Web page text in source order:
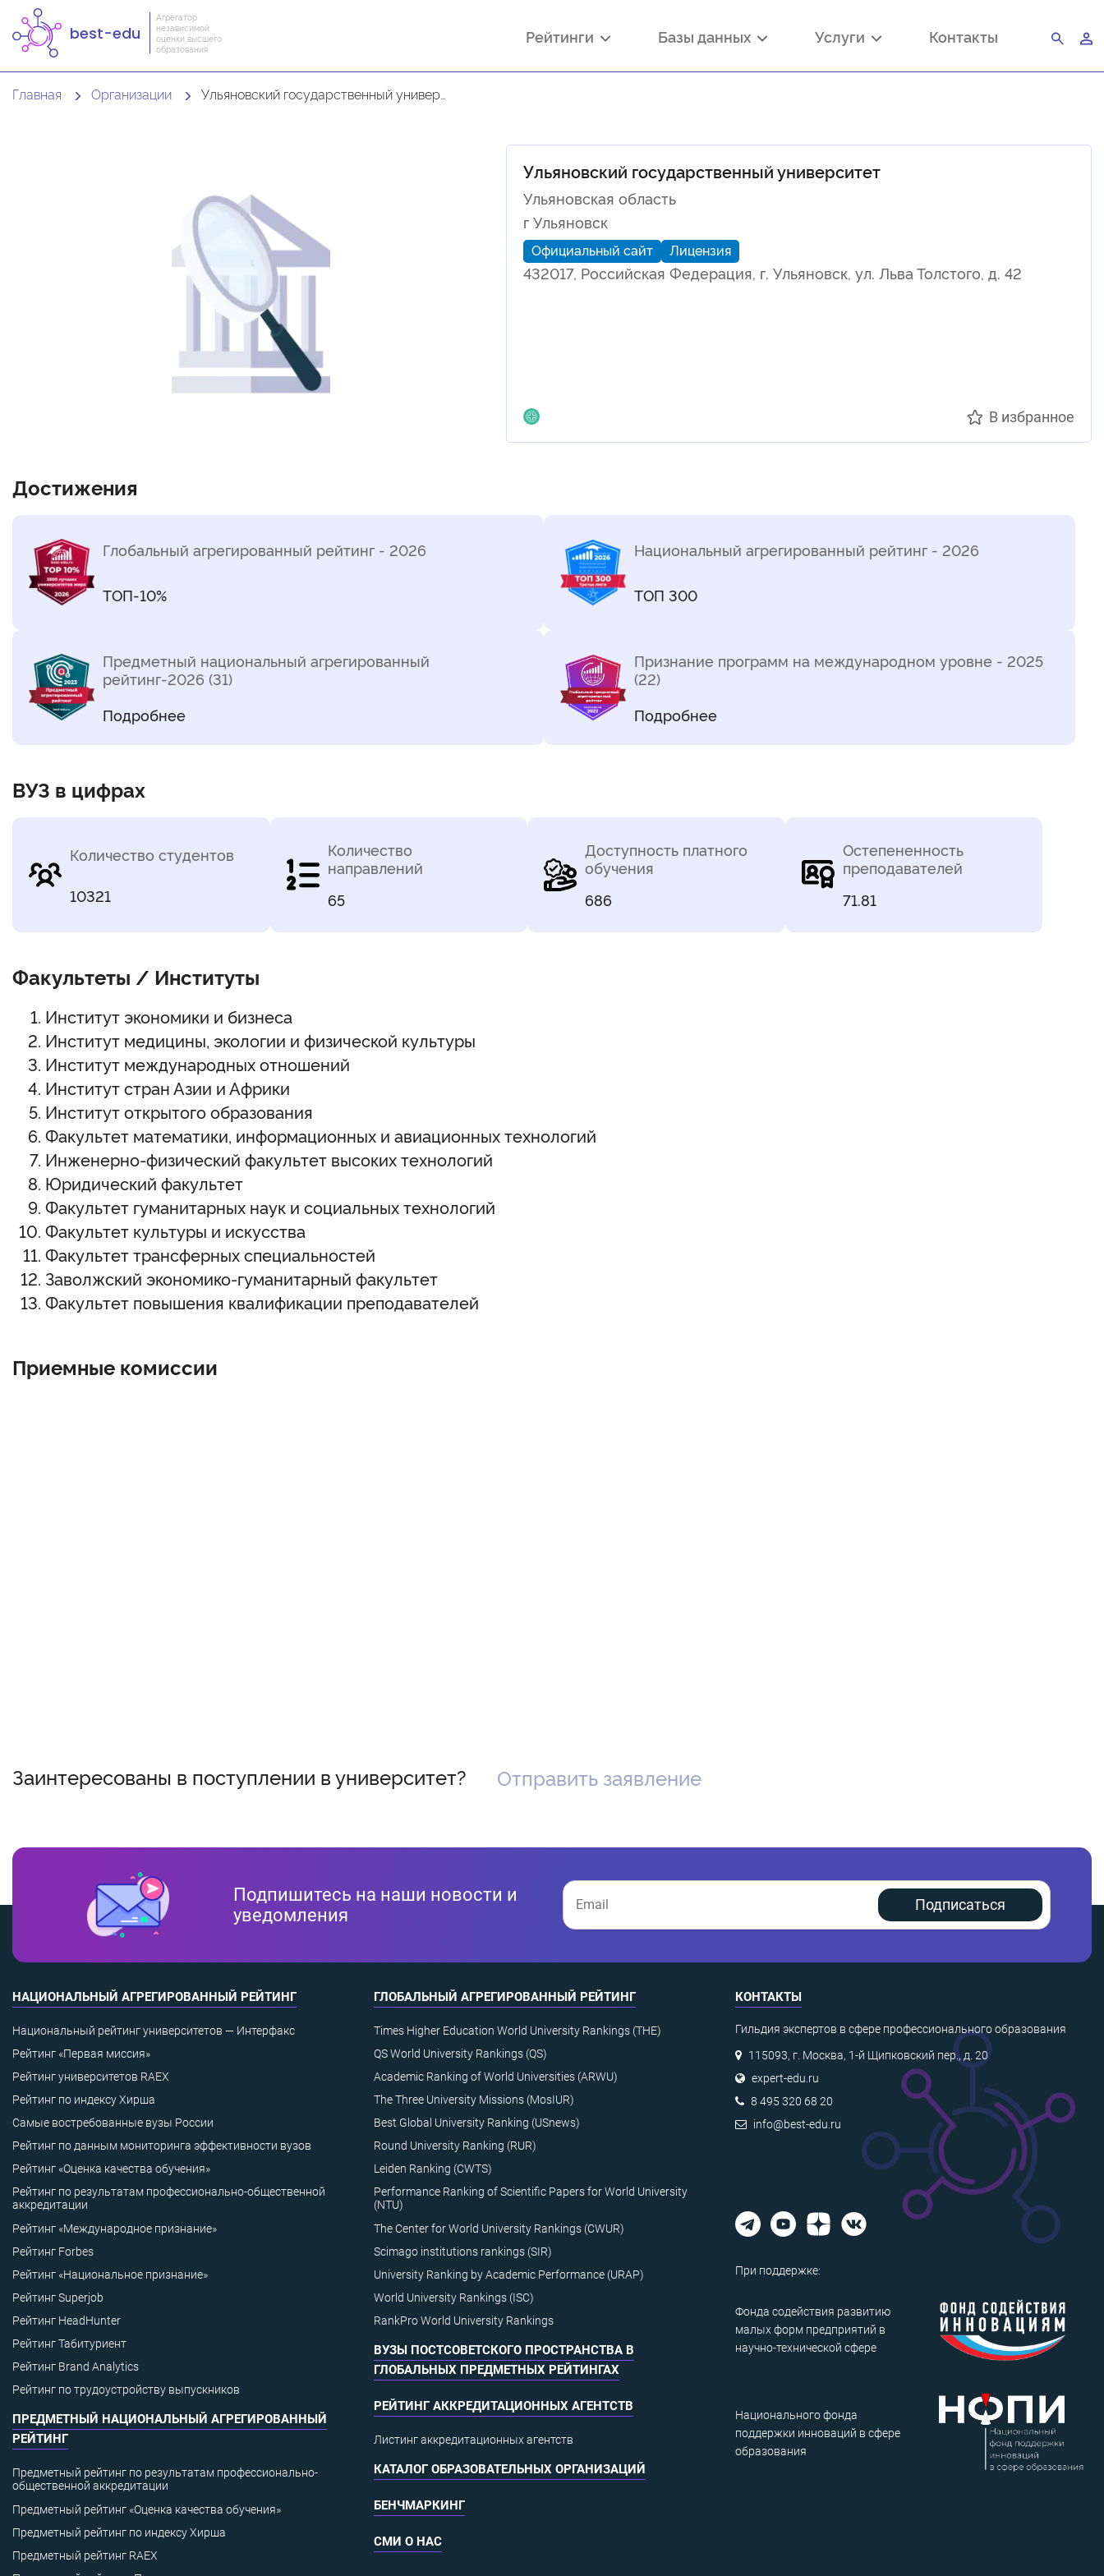
best-edu
Агрегатор
независимой
оценки высшего
образования
Рейтинги Базы данных Услуги Контакты
Главная Организации Ульяновский государственный университет
Ульяновский государственный университет
Ульяновская область
г Ульяновск
Официальный сайт Лицензия
432017, Российская Федерация, г. Ульяновск, ул. Льва Толстого, д. 42
В избранное
Достижения
Глобальный агрегированный рейтинг - 2026
ТОП-10%
Национальный агрегированный рейтинг - 2026
ТОП 300
Предметный национальный агрегированный
рейтинг-2026 (31)
Подробнее
Признание программ на международном уровне - 2025
(22)
Подробнее
ВУЗ в цифрах
Количество студентов
10321
Количество
направлений
65
Доступность платного
обучения
686
Остепененность
преподавателей
71.81
Факультеты / Институты
Институт экономики и бизнеса
Институт медицины, экологии и физической культуры
Институт международных отношений
Институт стран Азии и Африки
Институт открытого образования
Факультет математики, информационных и авиационных технологий
Инженерно-физический факультет высоких технологий
Юридический факультет
Факультет гуманитарных наук и социальных технологий
Факультет культуры и искусства
Факультет трансферных специальностей
Заволжский экономико-гуманитарный факультет
Факультет повышения квалификации преподавателей
Приемные комиссии
Заинтересованы в поступлении в университет? Отправить заявление
Подпишитесь на наши новости и
уведомления
Подписаться
НАЦИОНАЛЬНЫЙ АГРЕГИРОВАННЫЙ РЕЙТИНГ
Национальный рейтинг университетов — Интерфакс
Рейтинг «Первая миссия»
Рейтинг университетов RAEX
Рейтинг по индексу Хирша
Самые востребованные вузы России
Рейтинг по данным мониторинга эффективности вузов
Рейтинг «Оценка качества обучения»
Рейтинг по результатам профессионально-общественной
аккредитации
Рейтинг «Международное признание»
Рейтинг Forbes
Рейтинг «Национальное признание»
Рейтинг Superjob
Рейтинг HeadHunter
Рейтинг Табитуриент
Рейтинг Brand Analytics
Рейтинг по трудоустройству выпускников
ПРЕДМЕТНЫЙ НАЦИОНАЛЬНЫЙ АГРЕГИРОВАННЫЙ
РЕЙТИНГ
Предметный рейтинг по результатам профессионально-
общественной аккредитации
Предметный рейтинг «Оценка качества обучения»
Предметный рейтинг по индексу Хирша
Предметный рейтинг RAEX
ГЛОБАЛЬНЫЙ АГРЕГИРОВАННЫЙ РЕЙТИНГ
Times Higher Education World University Rankings (THE)
QS World University Rankings (QS)
Academic Ranking of World Universities (ARWU)
The Three University Missions (MosIUR)
Best Global University Ranking (USnews)
Round University Ranking (RUR)
Leiden Ranking (CWTS)
Performance Ranking of Scientific Papers for World University
(NTU)
The Center for World University Rankings (CWUR)
Scimago institutions rankings (SIR)
University Ranking by Academic Performance (URAP)
World University Rankings (ISC)
RankPro World University Rankings
ВУЗЫ ПОСТСОВЕТСКОГО ПРОСТРАНСТВА В
ГЛОБАЛЬНЫХ ПРЕДМЕТНЫХ РЕЙТИНГАХ
РЕЙТИНГ АККРЕДИТАЦИОННЫХ АГЕНТСТВ
Листинг аккредитационных агентств
КАТАЛОГ ОБРАЗОВАТЕЛЬНЫХ ОРГАНИЗАЦИЙ
БЕНЧМАРКИНГ
СМИ О НАС
КОНТАКТЫ
Гильдия экспертов в сфере профессионального образования
115093, г. Москва, 1-й Щипковский пер., д. 20
expert-edu.ru
8 495 320 68 20
info@best-edu.ru
При поддержке:
Фонда содействия развитию
малых форм предприятий в
научно-технической сфере
Национального фонда
поддержки инноваций в сфере
образования